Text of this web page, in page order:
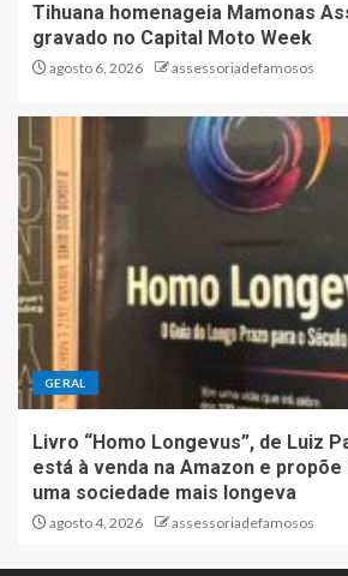
Tihuana homenageia Mamonas
gravado no Capital Moto Week
agosto 6, 2026 assessoriadefamosos
GERAL
Livro “Homo Longevus”, de Luiz
está à venda na Amazon e
uma sociedade mais longeva
agosto 4, 2026 assessoriadefamosos